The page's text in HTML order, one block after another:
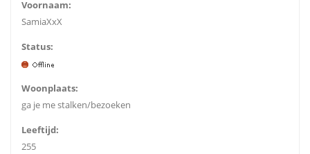
Voornaam:
SamiaXxX
Status:
Woonplaats:
ga je me stalken/bezoeken
Leeftijd:
255